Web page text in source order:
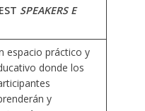
SPEAKERS E
espacio práctico y
donde los
y